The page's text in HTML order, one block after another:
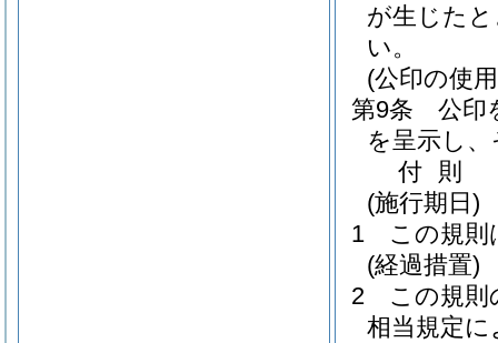
が生じた
い。
(公印の使
第9条
公印
を呈示し
付 則
(施行期日)
1
この規則
(経過措置)
2
この規則
相当規定